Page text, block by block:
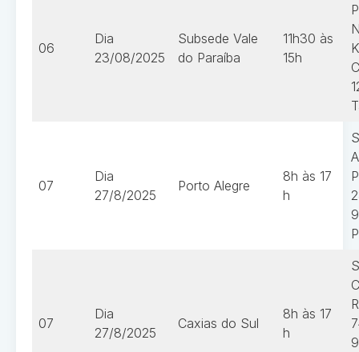
06
Dia
23/08/2025
Subsede Vale
do Paraíba
11h30 às
15h
07
Dia
27/8/2025
Porto Alegre
8h às 17
h
07
Dia
27/8/2025
Caxias do Sul
8h às 17
h